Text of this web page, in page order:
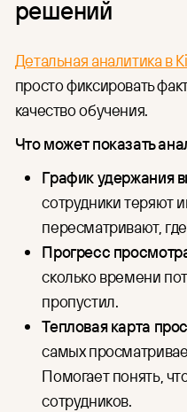
решений
Детальная аналитика в
просто фиксировать
качество обучения.
Что может показать
График удержания
сотрудники теряют
пересматривают,
Прогресс
сколько времени
пропустил.
Тепловая карта
самых
Помогает понять,
сотрудников.